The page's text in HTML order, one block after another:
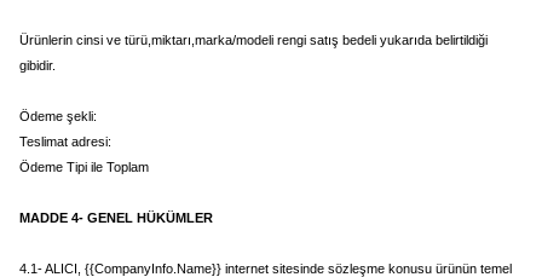
Ürünlerin cinsi ve türü,miktarı,marka/modeli rengi satış bedeli yukarıda belirtildiği
gibidir.
Ödeme şekli:
Teslimat adresi:
Ödeme Tipi ile Toplam
MADDE 4- GENEL HÜKÜMLER
4.1- ALICI, {{CompanyInfo.Name}} internet sitesinde sözleşme konusu ürünün temel